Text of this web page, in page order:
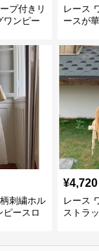
プ付きリ
ワンピー
レース
ースが
刺繍ホル
ピースロ
¥4,720
レース
ストラ